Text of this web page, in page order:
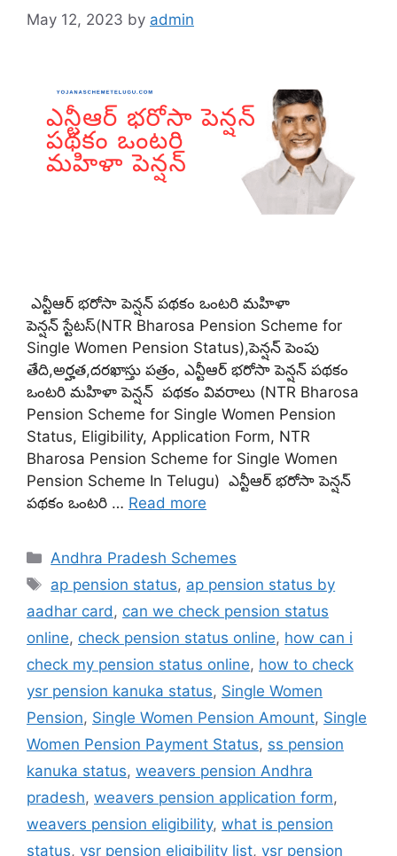
May 12, 2023 by admin
ఎన్టీఆర్ భరోసా పెన్షన్ పథకం ఒంటరి మహిళా
పెన్షన్ స్టేటస్(NTR Bharosa Pension Scheme for
Single Women Pension Status),పెన్షన్ పెంపు
తేది,అర్హత,దరఖాస్తు పత్రం, ఎన్టీఆర్ భరోసా పెన్షన్ పథకం
ఒంటరి మహిళా పెన్షన్ పథకం వివరాలు (NTR Bharosa
Pension Scheme for Single Women Pension
Status, Eligibility, Application Form, NTR
Bharosa Pension Scheme for Single Women
Pension Scheme In Telugu) ఎన్టీఆర్ భరోసా పెన్షన్
పథకం ఒంటరి … Read more
Categories
Andhra Pradesh Schemes
Tags
ap pension status, ap pension status by
aadhar card , can we check pension status
online, check pension status online, how can i
check my pension status online, how to check
ysr pension kanuka status, Single Women
Pension, Single Women Pension Amount, Single
Women Pension Payment Status, ss pension
kanuka status, weavers pension Andhra
pradesh, weavers pension application form,
weavers pension eligibility, what is pension
status, ysr pension eligibility list, ysr pension